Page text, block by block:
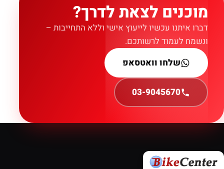
מוכנים לצאת לדרך?
דברו איתנו עכשיו לייעוץ אישי וללא התחייבות –
ונשמח לעמוד לרשותכם.
שלחו וואטסאפ
03-9045670